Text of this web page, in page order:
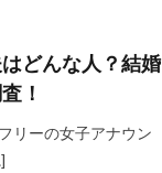
どんな人？結婚
！
リーの女子アナウン